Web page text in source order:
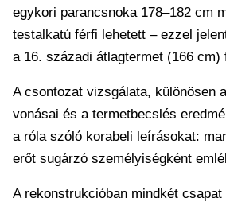
egykori parancsnoka 178–182 cm
testalkatú férfi lehetett – ezzel
a 16. századi átlagtermet (166 cm)
A csontozat vizsgálata, különösen
vonásai és a termetbecslés
a róla szóló korabeli leírásokat:
erőt sugárzó személyiségként
A rekonstrukcióban mindkét csapat